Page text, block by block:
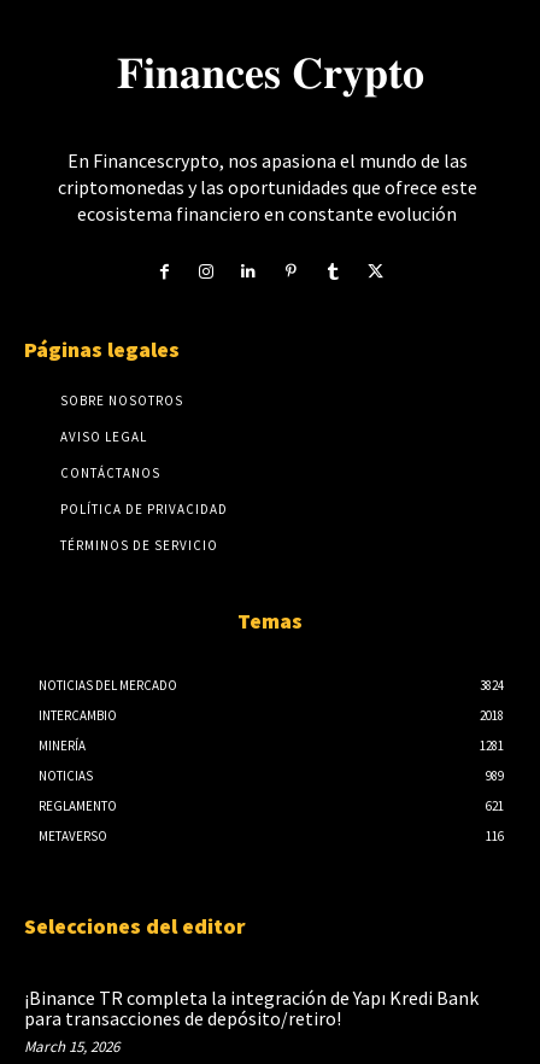
𝐅𝐢𝐧𝐚𝐧𝐜𝐞𝐬 𝐂𝐫𝐲𝐩𝐭𝐨
En Financescrypto, nos apasiona el mundo de las
criptomonedas y las oportunidades que ofrece este
ecosistema financiero en constante evolución
Páginas legales
SOBRE NOSOTROS
AVISO LEGAL
CONTÁCTANOS
POLÍTICA DE PRIVACIDAD
TÉRMINOS DE SERVICIO
Temas
NOTICIAS DEL MERCADO
3824
INTERCAMBIO
2018
MINERÍA
1281
NOTICIAS
989
REGLAMENTO
621
METAVERSO
116
Selecciones del editor
¡Binance TR completa la integración de Yapı Kredi Bank
para transacciones de depósito/retiro!
March 15, 2026